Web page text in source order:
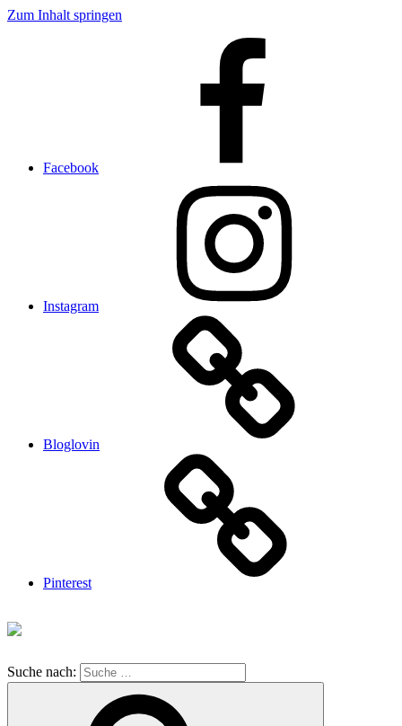
Zum Inhalt springen
Facebook
Instagram
Bloglovin
Pinterest
Suche nach: